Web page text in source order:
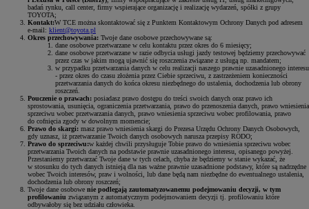
badań rynku, call center, firmy wspierające organizację i realizację wydarzeń, spółki z grupy
TOYOTA;
Kontakt:W TCE można skontaktować się z Punktem Kontaktowym Ochrony Danych pod adresem
e-mail: klient@toyota.pl
Okres przechowywania: Twoje dane osobowe przechowywane są:
dane osobowe przetwarzane w celu kontaktu przez okres do 6 miesięcy;
dane osobowe przetwarzane w razie odbycia usługi jazdy testowej będziemy przechowywać
przez czas w jakim mogą ujawnić się roszczenia związane z usługą np. mandatem;
w przypadku przetwarzania danych w celu realizacji naszego prawnie uzasadnionego interesu
- przez okres do czasu złożenia przez Ciebie sprzeciwu, z zastrzeżeniem konieczności
przetwarzania danych do końca okresu niezbędnego do ustalenia, dochodzenia lub obrony
roszczeń.
Pouczenie o prawach: posiadasz prawo dostępu do treści swoich danych oraz prawo ich
sprostowania, usunięcia, ograniczenia przetwarzania, prawo do przenoszenia danych, prawo wniesienia
sprzeciwu wobec przetwarzania danych, prawo wniesienia sprzeciwu wobec profilowania, prawo
do cofnięcia zgody w dowolnym momencie;
Prawo do skargi: masz prawo wniesienia skargi do Prezesa Urzędu Ochrony Danych Osobowych,
gdy uznasz, iż przetwarzanie Twoich danych osobowych narusza przepisy RODO;
Prawo do sprzeciwu:w każdej chwili przysługuje Tobie prawo do wniesienia sprzeciwu wobec
przetwarzania Twoich danych na podstawie prawnie uzasadnionego interesu, opisanego powyżej.
Przestaniemy przetwarzać Twoje dane w tych celach, chyba że będziemy w stanie wykazać, że
w stosunku do tych danych istnieją dla nas ważne prawnie uzasadnione podstawy, które są nadrzędne
wobec Twoich interesów, praw i wolności, lub dane będą nam niezbędne do ewentualnego ustalenia,
dochodzenia lub obrony roszczeń;
Twoje dane osobowe nie podlegają zautomatyzowanemu podejmowaniu decyzji, w tym
profilowaniu związanym z automatycznym podejmowaniem decyzji tj. profilowaniu które
odbywałoby się bez udziału człowieka.